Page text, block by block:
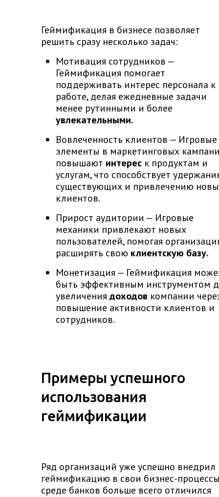
Геймификация в бизнесе позволяет
решить сразу несколько задач:
Мотивация сотрудников —
Геймификация помогает
поддерживать интерес персонала к
работе, делая ежедневные задачи
менее рутинными и более
увлекательными.
Вовлеченность клиентов — Игровые
элементы в маркетинговых
повышают интерес к продуктам и
услугам, что способствует
существующих и привлечению
клиентов.
Прирост аудитории — Игровые
механики привлекают новых
пользователей, помогая
расширять свою клиентскую базу.
Монетизация — Геймификация
быть эффективным инструментом
увеличения доходов компании
повышение активности клиентов и
сотрудников.
Примеры успешного
использования
геймификации
Ряд организаций уже успешно внедрил
геймификацию в свои бизнес-
среде банков больше всего отличился